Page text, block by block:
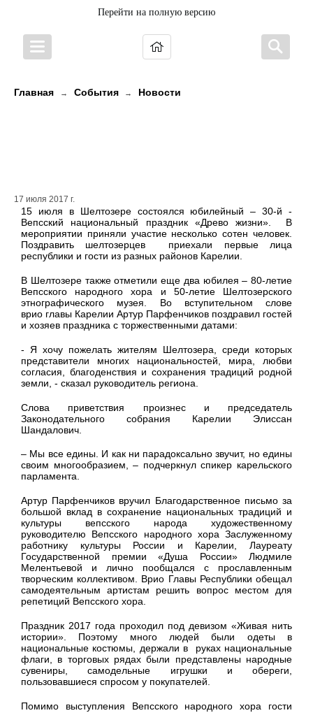
Перейти на полную версию
Главная → События → Новости
17 июля 2017 г.
15 июля в Шелтозере состоялся юбилейный – 30-й -
Вепсский национальный праздник «Древо жизни». В
мероприятии приняли участие несколько сотен человек.
Поздравить шелтозерцев приехали первые лица
республики и гости из разных районов Карелии.
В Шелтозере также отметили еще два юбилея – 80-летие
Вепсского народного хора и 50-летие Шелтозерского
этнографического музея. Во вступительном слове
врио главы Карелии Артур Парфенчиков поздравил гостей
и хозяев праздника с торжественными датами:
- Я хочу пожелать жителям Шелтозера, среди которых
представители многих национальностей, мира, любви
согласия, благоденствия и сохранения традиций родной
земли, - сказал руководитель региона.
Слова приветствия произнес и председатель
Законодательного собрания Карелии Элиссан
Шандалович.
– Мы все едины. И как ни парадоксально звучит, но едины
своим многообразием, – подчеркнул спикер карельского
парламента.
Артур Парфенчиков вручил Благодарственное письмо за
большой вклад в сохранение национальных традиций и
культуры вепсского народа художественному
руководителю Вепсского народного хора Заслуженному
работнику культуры России и Карелии, Лауреату
Государственной премии «Душа России» Людмиле
Мелентьевой и лично пообщался с прославленным
творческим коллективом. Врио Главы Республики обещал
самодеятельным артистам решить вопрос местом для
репетиций Вепсского хора.
Праздник 2017 года проходил под девизом «Живая нить
истории». Поэтому много людей были одеты в
национальные костюмы, держали в руках национальные
флаги, в торговых рядах были представлены народные
сувениры, самодельные игрушки и обереги,
пользовавшиеся спросом у покупателей.
Помимо выступления Вепсского народного хора гости